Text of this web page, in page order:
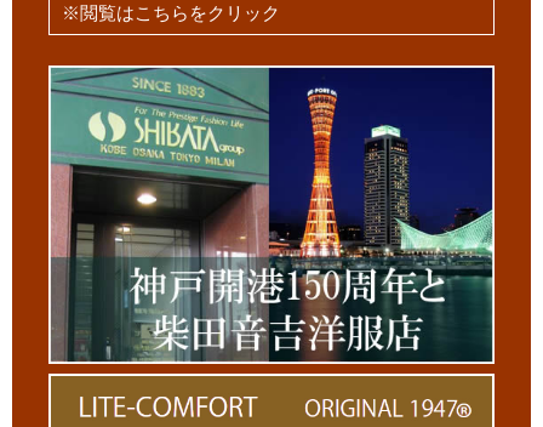
※閲覧はこちらをクリック